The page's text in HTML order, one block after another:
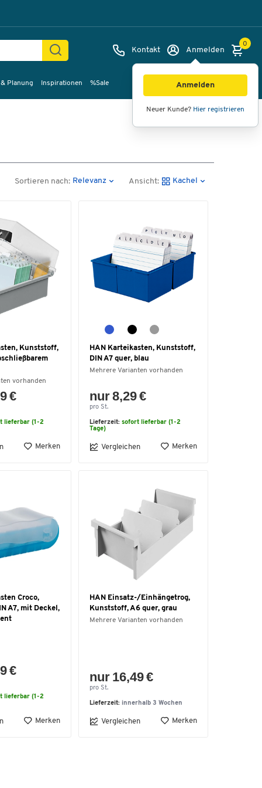
Kontakt Anmelden
Anmelden
Neuer Kunde? Hier registrieren
0
Planung Inspirationen %Sale
Sortieren nach: Relevanz Ansicht: Kachel
Kunststoff,
vorhanden
€
lieferbar (1-2
Merken
HAN Karteikasten, Kunststoff,
DIN A7 quer, blau
Mehrere Varianten vorhanden
nur 8,29 €
pro St.
Lieferzeit: sofort lieferbar (1-2
Tage)
Vergleichen Merken
Croco,
A7, mit Deckel,
€
lieferbar (1-2
Merken
HAN Einsatz-/Einhängetrog,
Kunststoff, A6 quer, grau
Mehrere Varianten vorhanden
nur 16,49 €
pro St.
Lieferzeit: innerhalb 3 Wochen
Vergleichen Merken